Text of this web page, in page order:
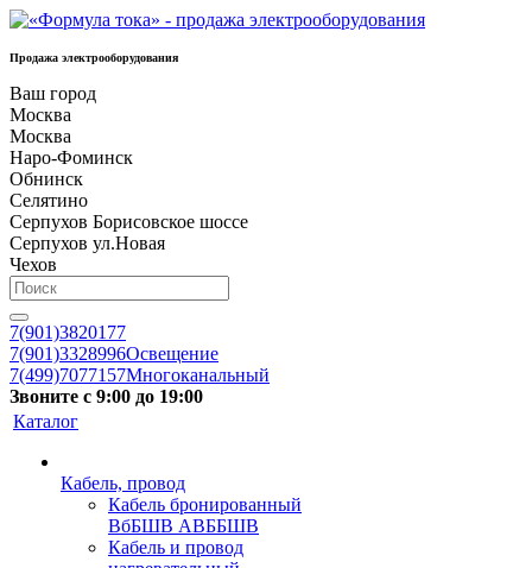
Продажа электрооборудования
Ваш город
Москва
Москва
Наро-Фоминск
Обнинск
Селятино
Серпухов Борисовское шоссе
Серпухов ул.Новая
Чехов
7(901)3820177
7(901)3328996Освещение
7(499)7077157Многоканальный
Звоните с 9:00 до 19:00
Каталог
Кабель, провод
Кабель бронированный
ВбБШВ АВББШВ
Кабель и провод